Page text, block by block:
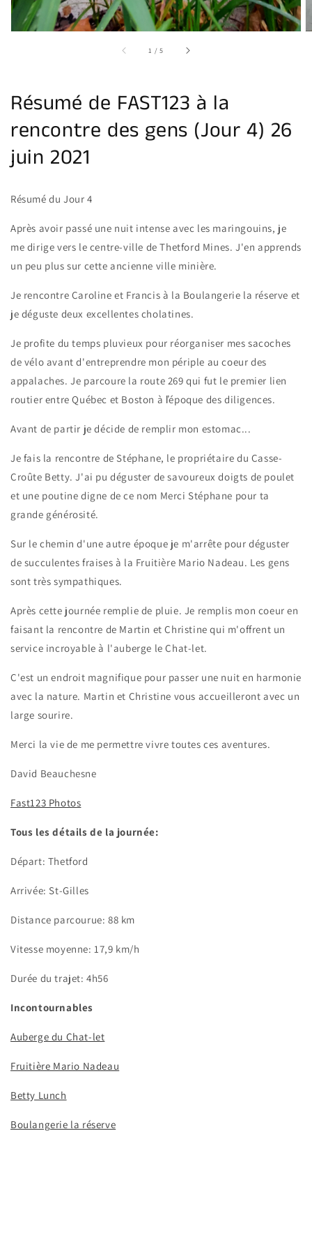
1 /sur
5
Résumé de FAST123 à la
rencontre des gens (Jour 4) 26
juin 2021
Résumé du Jour 4
Après avoir passé une nuit intense avec les maringouins, je
me dirige vers le centre-ville de Thetford Mines. J'en apprends
un peu plus sur cette ancienne ville minière.
Je rencontre Caroline et Francis à la Boulangerie la réserve et
je déguste deux excellentes cholatines.
Je profite du temps pluvieux pour réorganiser mes sacoches
de vélo avant d'entreprendre mon périple au coeur des
appalaches. Je parcoure la route 269 qui fut le premier lien
routier entre Québec et Boston à ľépoque des diligences.
Avant de partir je décide de remplir mon estomac...
Je fais la rencontre de Stéphane, le propriétaire du Casse-
Croûte Betty. J'ai pu déguster de savoureux doigts de poulet
et une poutine digne de ce nom Merci Stéphane pour ta
grande générosité.
Sur le chemin d'une autre époque je m'arrête pour déguster
de succulentes fraises à la Fruitière Mario Nadeau. Les gens
sont très sympathiques.
Après cette journée remplie de pluie. Je remplis mon coeur en
faisant la rencontre de Martin et Christine qui m'offrent un
service incroyable à l'auberge le Chat-let.
C'est un endroit magnifique pour passer une nuit en harmonie
avec la nature. Martin et Christine vous accueilleront avec un
large sourire.
Merci la vie de me permettre vivre toutes ces aventures.
David Beauchesne
Fast123 Photos
Tous les détails de la journée:
Départ: Thetford
Arrivée: St-Gilles
Distance parcourue: 88 km
Vitesse moyenne: 17,9 km/h
Durée du trajet: 4h56
Incontournables
Auberge du Chat-let
Fruitière Mario Nadeau
Betty Lunch
Boulangerie la réserve